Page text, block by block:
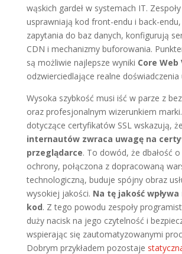
wąskich gardeł w systemach IT.
usprawniają kod front-endu i back-
zapytania do baz danych, konfigurują
CDN i mechanizmy buforowania.
są możliwie najlepsze wyniki Core Web
odzwierciedlające realne
Wysoka szybkość musi iść w parze z
oraz profesjonalnym wizerunkiem
dotyczące certyfikatów SSL wskazują, że
internautów zwraca uwagę na
przeglądarce. To dowód, że dbałość
ochrony, połączona z dopracowaną
technologiczną, buduje spójny obraz
wysokiej jakości. Na tę jakość
kod. Z tego powodu zespoły
duży nacisk na jego czytelność i
wspierając się zautomatyzowanymi
Dobrym przykładem pozostaje